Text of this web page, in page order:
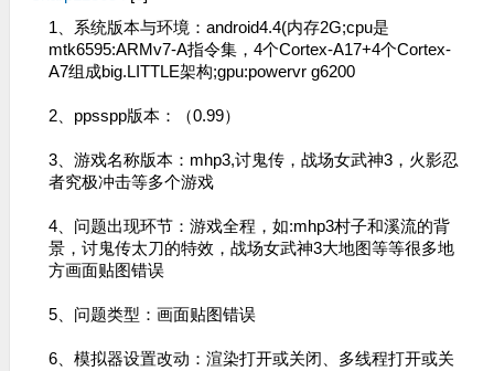
1、系统版本与环境：android4.4(内存2G;cpu是
mtk6595:ARMv7-A指令集，4个Cortex-A17+4个Cortex-
A7组成big.LITTLE架构;gpu:powervr g6200
2、ppsspp版本：（0.99）
3、游戏名称版本：mhp3,讨鬼传，战场女武神3，火影忍
者究极冲击等多个游戏
4、问题出现环节：游戏全程，如:mhp3村子和溪流的背
景，讨鬼传太刀的特效，战场女武神3大地图等等很多地
方画面贴图错误
5、问题类型：画面贴图错误
6、模拟器设置改动：渲染打开或关闭、多线程打开或关